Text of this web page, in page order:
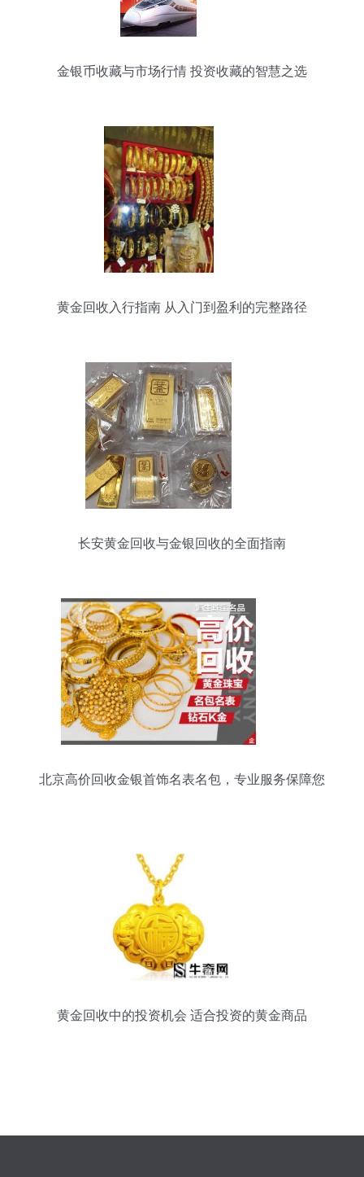
金银币收藏与市场行情 投资收藏的智慧之选
黄金回收入行指南 从入门到盈利的完整路径
长安黄金回收与金银回收的全面指南
北京高价回收金银首饰名表名包，专业服务保障您
黄金回收中的投资机会 适合投资的黄金商品